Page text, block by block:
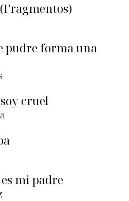
pudre forma una
cruel
mi padre